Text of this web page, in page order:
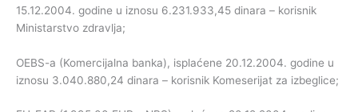
15.12.2004. godine u iznosu 6.231.933,45 dinara – korisnik
Ministarstvo zdravlja;
OEBS-a (Komercijalna banka), isplaćene 20.12.2004. godine u
iznosu 3.040.880,24 dinara – korisnik Komeserijat za izbeglice;